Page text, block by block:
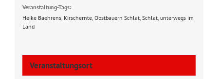
Veranstaltung-Tags:
Heike Baehrens, Kirschernte, Obstbauern Schlat, Schlat, unterwegs im
Land
Veranstaltungsort